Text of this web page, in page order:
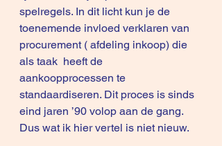
spelregels. In dit licht kun je de
toenemende invloed verklaren van
procurement ( afdeling inkoop) die
als taak  heeft de
aankoopprocessen te
standaardiseren. Dit proces is sinds
eind jaren ’90 volop aan de gang.
Dus wat ik hier vertel is niet nieuw.